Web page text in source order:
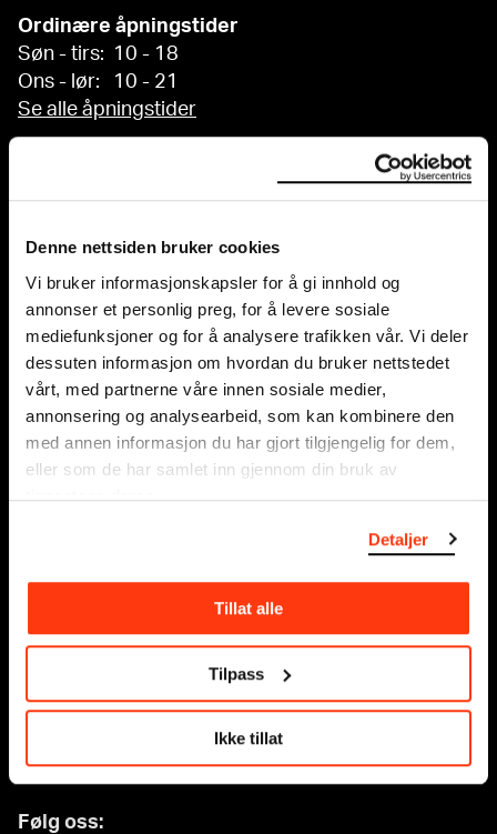
Denne nettsiden bruker cookies
Vi bruker informasjonskapsler for å gi innhold og
annonser et personlig preg, for å levere sosiale
mediefunksjoner og for å analysere trafikken vår. Vi deler
dessuten informasjon om hvordan du bruker nettstedet
vårt, med partnerne våre innen sosiale medier,
annonsering og analysearbeid, som kan kombinere den
med annen informasjon du har gjort tilgjengelig for dem,
eller som de har samlet inn gjennom din bruk av
tjenestene deres.
Detaljer
Tillat alle
Tilpass
Ikke tillat
Ordinære åpningstider
Søn - tirs: 10 - 18
Ons - lør: 10 - 21
Se alle åpningstider
Postboks 3304 Sørenga, 0140 Oslo
info@munch.com
Organisasjonsnummer:
995138670
Tilgjengelighet på MUNCH
Tilgjengelighetserklæring
Personvern og informasjonskapsler
Meld deg på her
Følg oss: